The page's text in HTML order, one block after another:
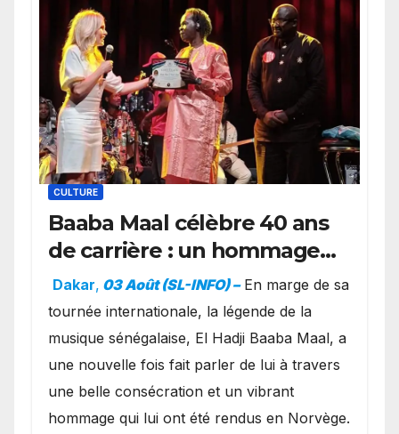
CULTURE
Baaba Maal célèbre 40 ans
de carrière : un hommage
exceptionnel à Oslo en
présence de la famille
royale.
Dakar, 03 Août (SL-INFO) – ​En marge de sa
tournée internationale, la légende de la
musique sénégalaise, El Hadji Baaba Maal, a
une nouvelle fois fait parler de lui à travers
une belle consécration et un vibrant
hommage qui lui ont été rendus en Norvège.